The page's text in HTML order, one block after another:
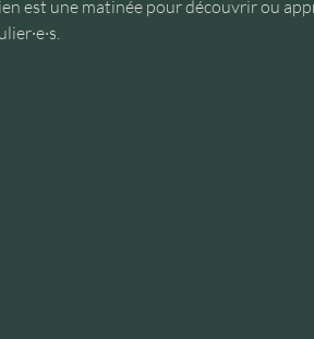
est une matinée pour découvrir ou